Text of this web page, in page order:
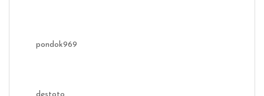
pondok969